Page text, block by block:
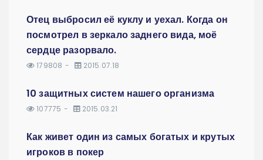
Отец выбросил её куклу и уехал. Когда он
посмотрел в зеркало заднего вида, моё
сердце разорвало.
179808 2015.07.18
10 защитных систем нашего организма
107775 2015.03.21
Как живет один из самых богатых и крутых
игроков в покер